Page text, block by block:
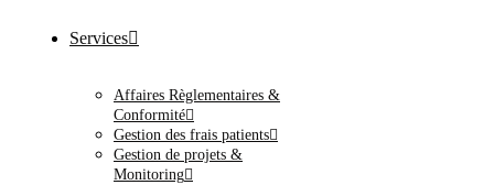
Services
Affaires Règlementaires &
Conformité
Gestion des frais patients
Gestion de projets &
Monitoring